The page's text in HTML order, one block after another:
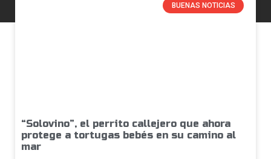
BUENAS NOTICIAS
“Solovino”, el perrito callejero que ahora
protege a tortugas bebés en su camino al
mar